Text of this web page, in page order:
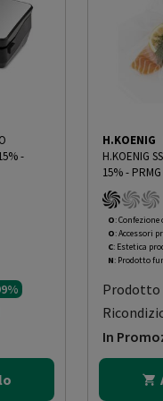
-
da
H.KOENIG
H.KOENIG
15%-
O:
O: Accessori
C: Estetica
N: Prodotto
Prodotto
In